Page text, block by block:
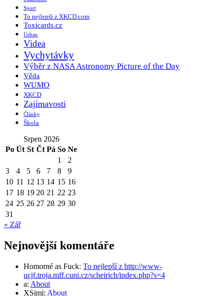
Sport
To nejlepší z XKCD.com
Toxicards.cz
Urban
Videa
Vychytávky
Výběr z NASA Astronomy Picture of the Day
Věda
WUMO
XKCD
Zajímavosti
Články
Škola
Srpen 2026
Po Út St Čt Pá So Ne
1
2
3
4 5 6 7 8
9
10 11 12 13 14 15 16
17 18 19 20 21 22 23
24 25 26 27 28 29 30
31
« Zář
Nejnovější komentáře
Homorné as Fuck: To nejlepší z http://www-
ucjf.troja.mff.cuni.cz/scheirich/index.php?s=4
a: About
XSimi: About